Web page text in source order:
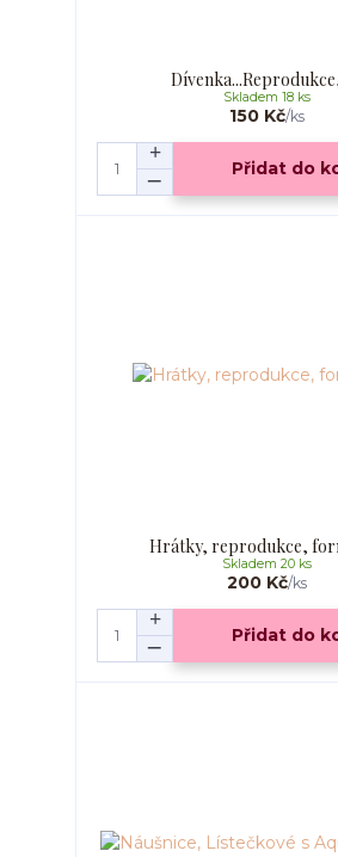
150 Kč/ks
Skladem 18 ks
Přidat do
Hrátky, reprodukce,
200 Kč/ks
Skladem 20 ks
Přidat do